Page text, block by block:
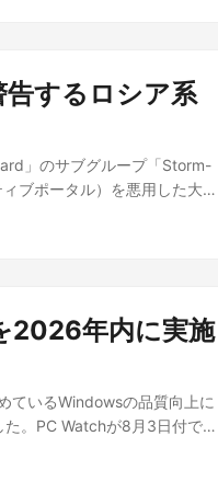
ンダーはすでに日本国内でも
の提携関係の中で、今回の
インフラ戦略を検討する際
する視点がこれまで以上に
Claude の内容をもと
4786」に今も脆弱だっ
大な脆弱性を保有してい
り、ベンダー各社がパッチ
monitored, under-
に挙がったHPE、Dell、
採用されているベンダーで
経由のアクセスに限定するこ
を検討すること、③ファーム
Moore氏の指摘どおり「社内
は可視化から着手する価値
buggy motherboard
ドであれば、接続先エンド
にとっては採用のハードル
ル自身がWeb検索やコード
ト型の動作を前提に設計さ
到達させる用途を想定して
0.95ドル(約152円) 出力:
マーク結果によると、日本語
上回るスコアを記録した。数
へ反映されている点は確認
う際の偏り抑制は、業務利用
さはチューニングの効果が
公表した数値であり、第三者
するロシア系
」のサブグループ「Storm-
ブポータル）を悪用した大規
が報じたところによると、
に共通点が見られ、攻撃者が
セキュリティ対策とは別の
されている。 手口の核心：
ャプティブポータルの有無
2945はこの自動リクエス
ーバーへ強制的にリダイレ
2026年内に実施
ているWindowsの品質向上に
。PC Watchが8月3日付で報
げており、その筆頭に挙げ